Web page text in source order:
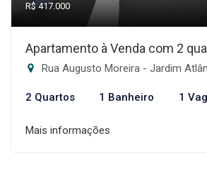
R$ 417.000
Apartamento à Venda com 2
Rua Augusto Moreira - Jardim Atlântico,
2 Quartos 1 Banheiro 1
Mais informações